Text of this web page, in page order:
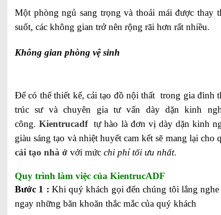
Một phòng ngủ sang trọng và thoải mái được thay
suốt, các không gian trở nên rộng rãi hơn rất nhiều.
Không gian phòng vệ sinh
Để có thể thiết kế, cải tạo đồ nội thất trong gia đình
trúc sư và chuyên gia tư vấn dày dặn kinh
công.Kientrucadf tự hào là đơn vị dày dặn kinh
giàu sáng tạo và nhiệt huyết cam kết sẽ mang lại
cải tạo nhà ở với mức chi phí tối ưu nhất.
Quy trình làm việc của KientrucADF
Bước 1 : Khi quý khách gọi đến chúng tôi lắng
ngay những băn khoăn thắc mắc của quý khách